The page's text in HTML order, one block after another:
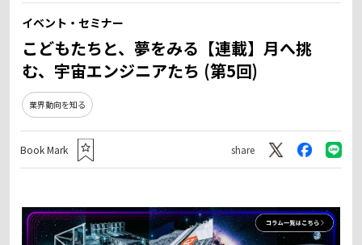
イベント・セミナー
こどもたちと、夢をみる【連載】月へ挑
む、宇宙エンジニアたち (第5回)
業界動向を知る
Book Mark share